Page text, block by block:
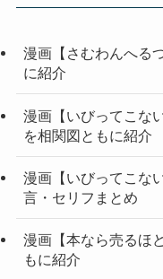
漫画【さむわんへる
に紹介
漫画【いびってこな
を相関図ともに紹介
漫画【いびってこな
言・セリフまとめ
漫画【本なら売るほ
もに紹介